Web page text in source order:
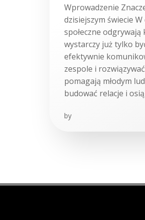
Wprowadzenie
dzisiejszym świecie
społeczne odgrywają
wystarczy już tylko
efektywnie
zespole i
pomagają młodym
budować relacje i
by